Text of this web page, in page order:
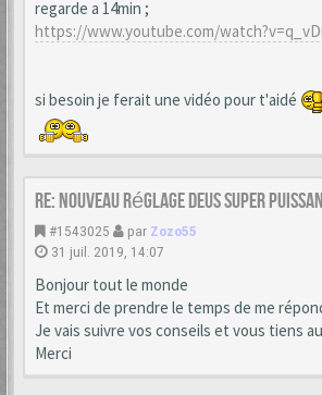
regarde a 14min ;
https://www.youtube.com/
si besoin je ferait une vidéo pour t'aidé
Re: Nouveau réglage Deus super
#1543025 par Zozo55
31 juil. 2019, 14:07
Bonjour tout le monde
Et merci de prendre le temps de me
Je vais suivre vos conseils et vous tiens
Merci